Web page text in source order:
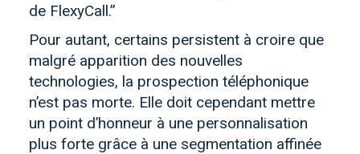
de FlexyCall.
Pour autant, certains persistent à croire que
malgré apparition des nouvelles
technologies, la prospection téléphonique
n’est pas morte. Elle doit cependant mettre
un point d’honneur à une personnalisation
plus forte grâce à une segmentation affinée